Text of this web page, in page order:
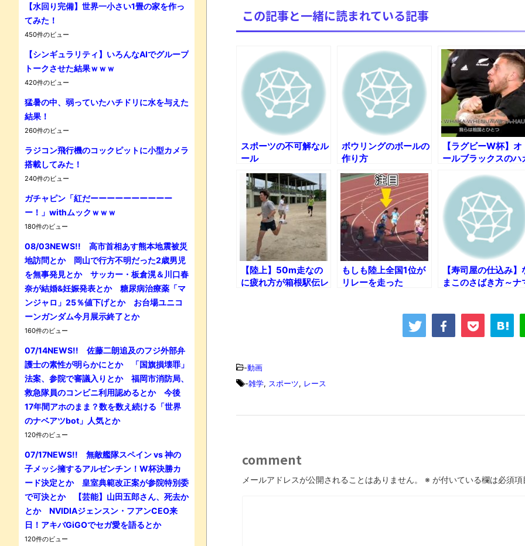
まるで親子のような子猫とシェパード
【極画像】名古屋の地下鉄wwwwwwwwwwww
全方位青い芝包囲網すぎて色々見失う、新しい仕事観
見ていると！悲しくなってしまう猫の画像の数々！！
Powered by livedoor 相互RSS
この記事と一緒に読まれている記事
スポーツの不可解なル
ール
ボウリングのボールの
作り方
【ラグビーW杯】オ
ールブラックスのハ
本語訳をつけてみた!!
【陸上】50m走なの
に疲れ方が箱根駅伝レ
もしも陸上全国1位が
リレーを走った
【寿司屋の仕込み】
まこのさばき方～ナ
-動画
-雑学, スポーツ, レース
comment
メールアドレスが公開されることはありません。 ※ が付いている欄は必須項
【水回り完備】世界一小さい1畳の家を作っ
てみた！
450件のビュー
【シンギュラリティ】いろんなAIでグループ
トークさせた結果ｗｗｗ
420件のビュー
猛暑の中、弱っていたハチドリに水を与えた
結果！
260件のビュー
ラジコン飛行機のコックピットに小型カメラ
搭載してみた！
240件のビュー
ガチャピン「紅だーーーーーーーーーー
ー！」withムックｗｗｗ
180件のビュー
08/03NEWS!! 高市首相あす熊本地震被災
地訪問とか 岡山で行方不明だった2歳男児
を無事発見とか サッカー・板倉滉＆川口春
奈が結婚&妊娠発表とか 糖尿病治療薬「マ
ンジャロ」25％値下げとか お台場ユニコ
ーンガンダム今月展示終了とか
160件のビュー
07/14NEWS!! 佐藤二朗追及のフジ外部弁
護士の素性が明らかにとか 「国旗損壊罪」
法案、参院で審議入りとか 福岡市消防局、
救急隊員のコンビニ利用認めるとか 今後
17年間アホのまま？数を数え続ける「世界
のナベアツbot」人気とか
120件のビュー
07/17NEWS!! 無敵艦隊スペイン vs 神の
子メッシ擁するアルゼンチン！W杯決勝カ
ード決定とか 皇室典範改正案が参院特別委
で可決とか 【芸能】山田五郎さん、死去か
とか NVIDIAジェンスン・フアンCEO来
日！アキバGiGOでセガ愛を語るとか
120件のビュー